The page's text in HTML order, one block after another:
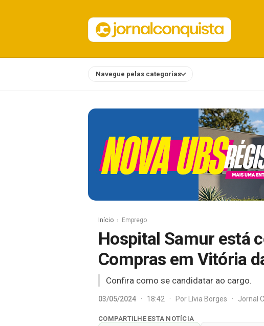
Navegue pelas categorias
Início Emprego
Hospital Samur está
Compras em Vitória
Confira como se candidatar ao cargo.
03/05/2024 · 18:42 · PorLívia Borges · Jornal
COMPARTILHE ESTA NOTÍCIA